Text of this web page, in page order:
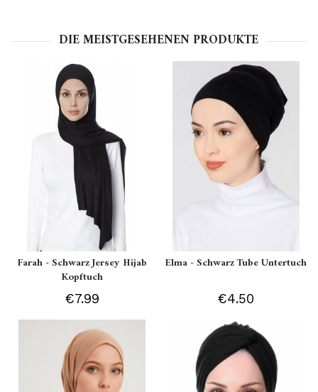
DIE MEISTGESEHENEN PRODUKTE
Farah - Schwarz Jersey Hijab
Kopftuch
€7.99
Elma - Schwarz Tube Untertuch
€4.50